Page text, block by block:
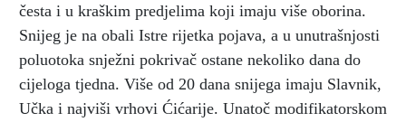
česta i u kraškim predjelima koji imaju više oborina.
Snijeg je na obali Istre rijetka pojava, a u unutrašnjosti
poluotoka snježni pokrivač ostane nekoliko dana do
cijeloga tjedna. Više od 20 dana snijega imaju Slavnik,
Učka i najviši vrhovi Ćićarije. Unatoč modifikatorskom